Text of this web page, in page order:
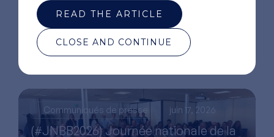
READ THE ARTICLE
CLOSE AND CONTINUE
Communiqués de presse juin 17, 2026
(#JNBB2026) Journée nationale de la